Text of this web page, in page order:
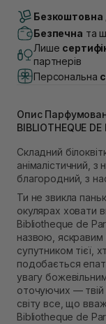
В
Самовивіз
В наявності
Самовивіз
(Duck’s Lake)
В
Немає в
Самовивіз
Самовивіз м.
В
Самовивіз м.
Екватор)
В наявності
Безкоштовна
Безпечна та
Лише
партнерів
Персональна
Опис
BIBLIOTHEQUE
Складний
анімалістичний, з
благородний, з
Ти не звикла
окулярах ховати
Bibliotheque de
назвою, яскравим
супутником тієї,
подобається
увагу
оточуючих —
світу все, що
Bibliotheque de